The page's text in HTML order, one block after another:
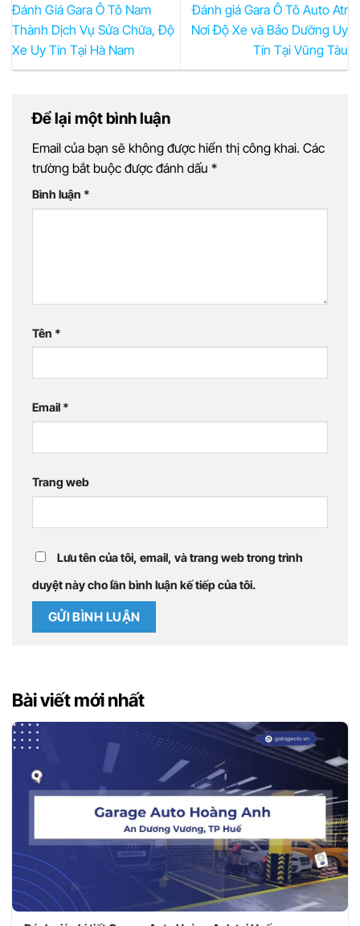
Đánh Giá Gara Ô Tô Nam
Thành Dịch Vụ Sửa Chữa, Độ
Xe Uy Tín Tại Hà Nam
Đánh giá Gara Ô Tô Auto Atr
Nơi Độ Xe và Bảo Dưỡng Uy
Tín Tại Vũng Tàu
Để lại một bình luận
Email của bạn sẽ không được hiển thị công khai. Các
trường bắt buộc được đánh dấu *
Bình luận *
Tên *
Email *
Trang web
Lưu tên của tôi, email, và trang web trong trình
duyệt này cho lần bình luận kế tiếp của tôi.
Bài viết mới nhất